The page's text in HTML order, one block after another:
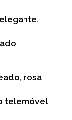
rosa
telemóvel